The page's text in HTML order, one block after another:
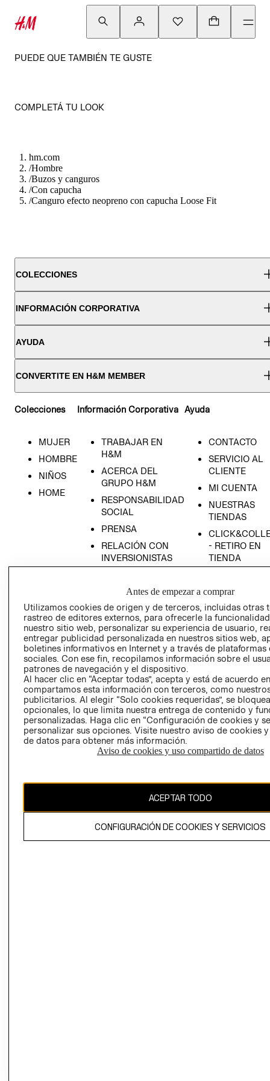
PUEDE QUE TAMBIÉN TE GUSTE
COMPLETÁ TU LOOK
hm.com
/Hombre
/Buzos y canguros
/Con capucha
/Canguro efecto neopreno con capucha Loose Fit
COLECCIONES
INFORMACIÓN CORPORATIVA
AYUDA
CONVERTITE EN H&M MEMBER
Colecciones
MUJER
HOMBRE
NIÑOS
HOME
Información Corporativa
TRABAJAR EN
H&M
ACERCA DEL
GRUPO H&M
RESPONSABILIDAD
SOCIAL
PRENSA
RELACIÓN CON
INVERSIONISTAS
EMPRESARIAL
Ayuda
CONTACTO
SERVICIO AL
CLIENTE
MI CUENTA
NUESTRAS
TIENDAS
- RETIRO EN
TIENDA
AVISO DE
PRIVACIDAD
GIFT CARD
AVISO DE
COOKIES
Uruguay ($U)
El contenido de esta página web está protegido por copyright y es
propiedad de H&M Hennes & Mauritz AB.
Antes de empezar a comprar
Utilizamos cookies de origen y de terceros, incluidas otras
rastreo de editores externos, para ofrecerle la
nuestro sitio web, personalizar su experiencia de usuario,
entregar publicidad personalizada en nuestros sitios web,
boletines informativos en Internet y a través de plataformas
sociales. Con ese fin, recopilamos información sobre el
patrones de navegación y el dispositivo.
Al hacer clic en “Aceptar todas”, acepta y está de acuerdo
compartamos esta información con terceros, como
publicitarios. Al elegir “Solo cookies requeridas”, se
opcionales, lo que limita nuestra entrega de contenido y
personalizadas. Haga clic en “Configuración de cookies y
personalizar sus opciones. Visite nuestro aviso de cookies
de datos para obtener más información.
Aviso de cookies y uso compartido de datos
ACEPTAR TODO
CONFIGURACIÓN DE COOKIES Y SERVICIOS